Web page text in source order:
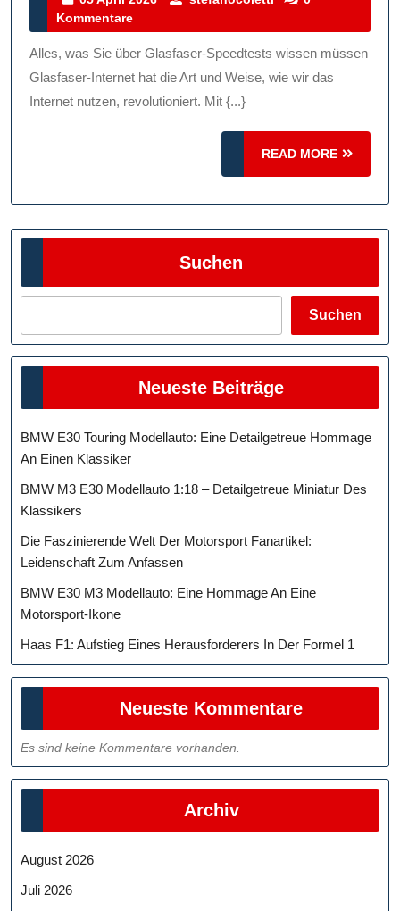
Optimieren
Sie
Ihre
2026
Kommentare
Alles, was Sie über Glasfaser-Speedtests wissen müssen
Glasfaser-Internet hat die Art und Weise, wie wir das
Internet nutzen, revolutioniert. Mit {...}
READ MORE
READ
MORE
Suchen
Suchen
Neueste Beiträge
BMW E30 Touring Modellauto: Eine Detailgetreue Hommage
An Einen Klassiker
BMW M3 E30 Modellauto 1:18 – Detailgetreue Miniatur Des
Klassikers
Die Faszinierende Welt Der Motorsport Fanartikel:
Leidenschaft Zum Anfassen
BMW E30 M3 Modellauto: Eine Hommage An Eine
Motorsport-Ikone
Haas F1: Aufstieg Eines Herausforderers In Der Formel 1
Neueste Kommentare
Es sind keine Kommentare vorhanden.
Archiv
August 2026
Juli 2026